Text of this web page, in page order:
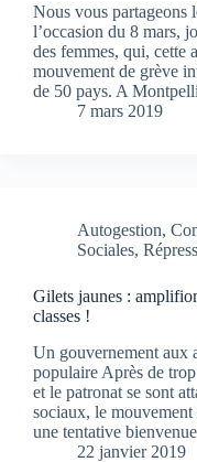
Nous vous partageons
l’occasion du 8 mars,
des femmes, qui, cette
mouvement de grève
de 50 pays. A
7 mars 2019
Autogestion,
Sociales,
Gilets jaunes :
classes !
Un gouvernement aux
populaire Après de
et le patronat se sont
sociaux, le
une tentative
22 janvier 2019